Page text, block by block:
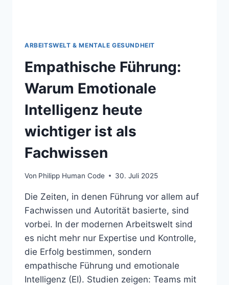
ARBEITSWELT & MENTALE GESUNDHEIT
Empathische Führung:
Warum Emotionale
Intelligenz heute
wichtiger ist als
Fachwissen
Von Philipp Human Code 30. Juli 2025
Die Zeiten, in denen Führung vor allem auf
Fachwissen und Autorität basierte, sind
vorbei. In der modernen Arbeitswelt sind
es nicht mehr nur Expertise und Kontrolle,
die Erfolg bestimmen, sondern
empathische Führung und emotionale
Intelligenz (EI). Studien zeigen: Teams mit